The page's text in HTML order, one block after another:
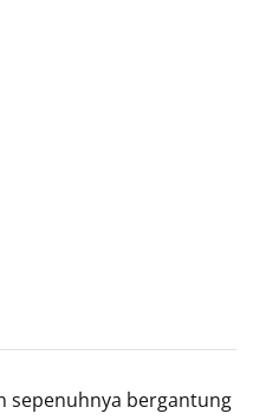
sepenuhnya bergantung